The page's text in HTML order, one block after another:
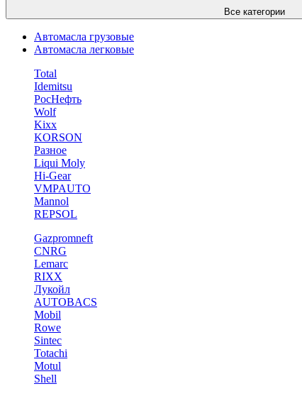
Все категории
Автомасла грузовые
Автомасла легковые
Total
Idemitsu
РосНефть
Wolf
Kixx
KORSON
Разное
Liqui Moly
Hi-Gear
VMPAUTO
Mannol
REPSOL
Gazpromneft
CNRG
Lemarc
RIXX
Лукойл
AUTOBACS
Mobil
Rowe
Sintec
Totachi
Motul
Shell